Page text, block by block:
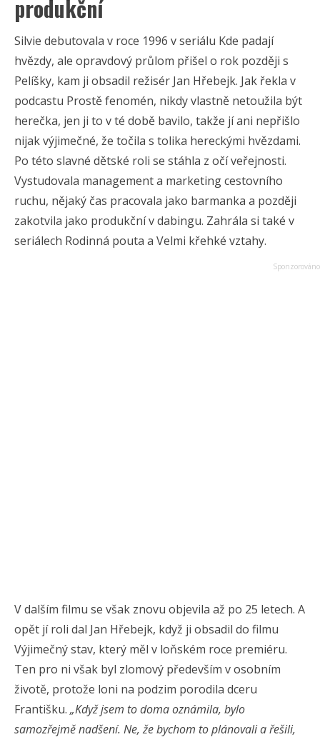
produkční
Silvie debutovala v roce 1996 v seriálu Kde padají
hvězdy, ale opravdový průlom přišel o rok později s
Pelíšky, kam ji obsadil režisér Jan Hřebejk. Jak řekla v
podcastu Prostě fenomén, nikdy vlastně netoužila být
herečka, jen ji to v té době bavilo, takže jí ani nepřišlo
nijak výjimečné, že točila s tolika hereckými hvězdami.
Po této slavné dětské roli se stáhla z očí veřejnosti.
Vystudovala management a marketing cestovního
ruchu, nějaký čas pracovala jako barmanka a později
zakotvila jako produkční v dabingu. Zahrála si také v
seriálech Rodinná pouta a Velmi křehké vztahy.
V dalším filmu se však znovu objevila až po 25 letech. A
opět jí roli dal Jan Hřebejk, když ji obsadil do filmu
Výjimečný stav, který měl v loňském roce premiéru.
Ten pro ni však byl zlomový především v osobním
životě, protože loni na podzim porodila dceru
Františku.„Když jsem to doma oznámila, bylo
samozřejmě nadšení. Ne, že bychom to plánovali a řešili,